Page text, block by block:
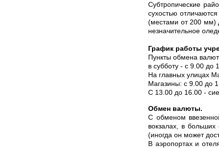
Субтропические
сухостью
(местами от 200 мм)
незначительное
График работы
Пункты обмена
в субботу - с 9.00 до
На главных улицах
Магазины: с 9.00 до
С 13.00 до 16.00 -
Обмен валюты.
С обменом
вокзалах, в
(иногда он может
В аэропортах и